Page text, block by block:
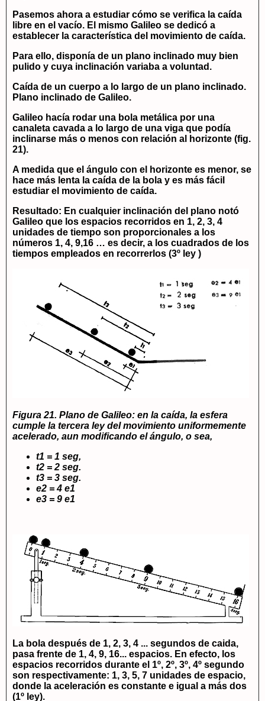
Pasemos ahora a estudiar cómo se verifica la caída
libre en el vacío. El mismo Galileo se dedicó a
establecer la característica del movimiento de caída.
Para ello, disponía de un plano inclinado muy bien
pulido y cuya inclinación variaba a voluntad.
Caída de un cuerpo a lo largo de un plano inclinado.
Plano inclinado de Galileo.
Galileo hacía rodar una bola metálica por una
canaleta cavada a lo largo de una viga que podía
inclinarse más o menos con relación al horizonte (fig.
21).
A medida que el ángulo con el horizonte es menor, se
hace más lenta la caída de la bola y es más fácil
estudiar el movimiento de caída.
Resultado: En cualquier inclinación del plano notó
Galileo que los espacios recorridos en 1, 2, 3, 4
unidades de tiempo son proporcionales a los
números 1, 4, 9,16 … es decir, a los cuadrados de los
tiempos empleados en recorrerlos (3º ley )
Figura 21. Plano de Galileo: en la caída, la esfera
cumple la tercera ley del movimiento uniformemente
acelerado, aun modificando el ángulo, o sea,
t1 = 1 seg,
t2 = 2 seg.
t3 = 3 seg.
e2 = 4 e1
e3 = 9 e1
La bola después de 1, 2, 3, 4 ... segundos de caida,
pasa frente de 1, 4, 9, 16... espacios. En efecto, los
espacios recorridos durante el 1º, 2º, 3º, 4º segundo
son respectivamente: 1, 3, 5, 7 unidades de espacio,
donde la aceleración es constante e igual a más dos
(1º ley).